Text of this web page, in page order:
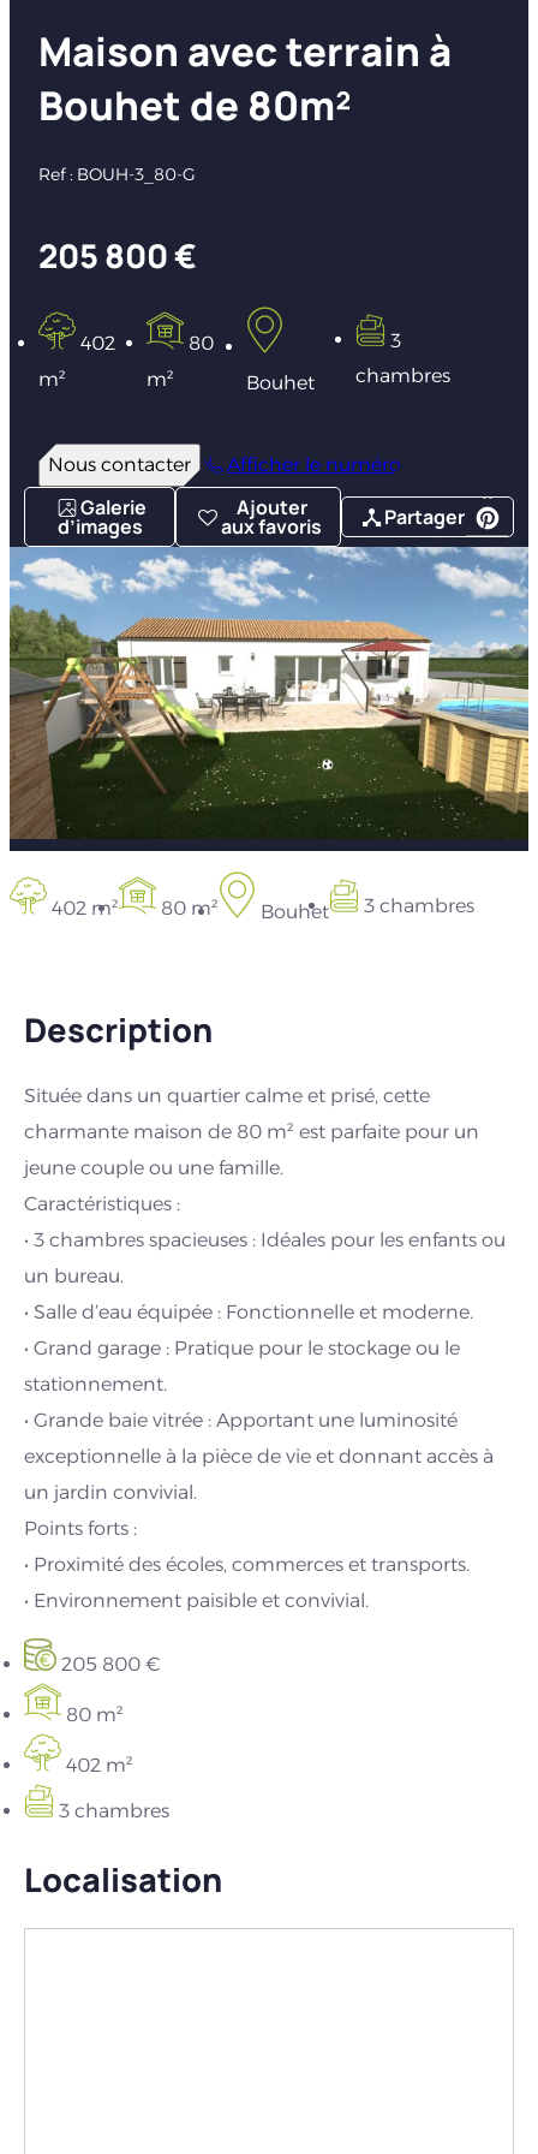
Maison avec terrain à
Bouhet de 80m²
Ref : BOUH-3_80-G
205 800 €
402
m²
80
m²
Bouhet
3
chambres
Nous contacter Afficher le numéro
Galerie
d’images
Ajouter
aux favoris Partager
402 m² 80 m² Bouhet 3 chambres
Description
Située dans un quartier calme et prisé, cette
charmante maison de 80 m² est parfaite pour un
jeune couple ou une famille.
Caractéristiques :
• 3 chambres spacieuses : Idéales pour les enfants ou
un bureau.
• Salle d’eau équipée : Fonctionnelle et moderne.
• Grand garage : Pratique pour le stockage ou le
stationnement.
• Grande baie vitrée : Apportant une luminosité
exceptionnelle à la pièce de vie et donnant accès à
un jardin convivial.
Points forts :
• Proximité des écoles, commerces et transports.
• Environnement paisible et convivial.
205 800 €
80 m²
402 m²
3 chambres
Localisation